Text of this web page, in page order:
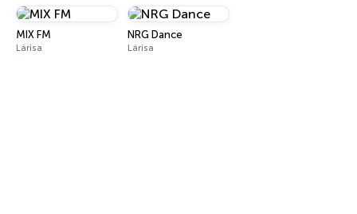
MIX FM
Lárisa
NRG Dance
Lárisa